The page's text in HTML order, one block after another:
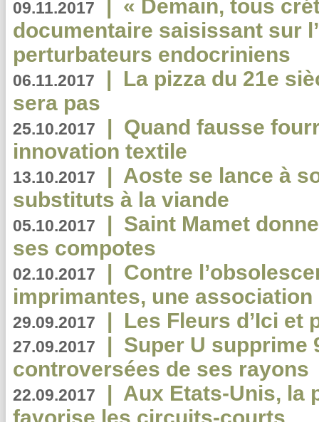
09.11.2017 | « Demain, tous
documentaire saisissant sur
perturbateurs endocriniens
06.11.2017 | La pizza du 21e
sera pas
25.10.2017 | Quand fausse
innovation textile
13.10.2017 | Aoste se lance à
substituts à la viande
05.10.2017 | Saint Mamet
ses compotes
02.10.2017 | Contre
imprimantes, une
29.09.2017 | Les Fleurs d’Ici et
27.09.2017 | Super U supprime
controversées de ses rayons
22.09.2017 | Aux Etats-Unis, la